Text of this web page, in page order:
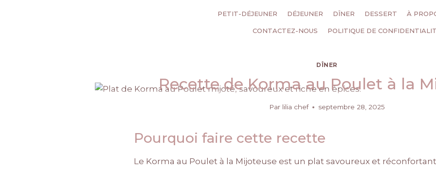
PETIT-DÉJEUNER DÉJEUNER DÎNER DESSERT À
CONTACTEZ-NOUS POLITIQUE DE
DÎNER
Recette de Korma au Poulet à la
Par lilia chef septembre 28, 2025
Pourquoi faire cette recette
Le Korma au Poulet à la Mijoteuse est un plat savoureux et